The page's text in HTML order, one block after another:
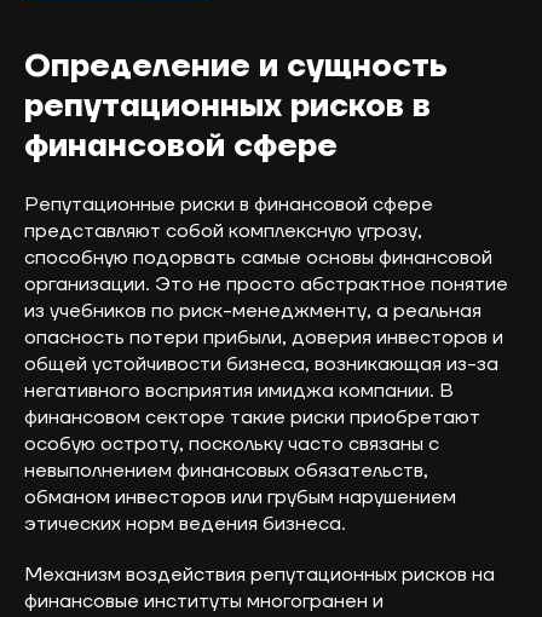
Определение и сущность
репутационных рисков в
финансовой сфере
Репутационные риски в финансовой сфере
представляют собой комплексную угрозу,
способную подорвать самые основы финансовой
организации. Это не просто абстрактное понятие
из учебников по риск-менеджменту, а реальная
опасность потери прибыли, доверия инвесторов и
общей устойчивости бизнеса, возникающая из-за
негативного восприятия имиджа компании. В
финансовом секторе такие риски приобретают
особую остроту, поскольку часто связаны с
невыполнением финансовых обязательств,
обманом инвесторов или грубым нарушением
этических норм ведения бизнеса.
Механизм воздействия репутационных рисков на
финансовые институты многогранен и